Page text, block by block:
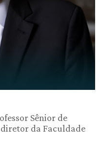
Sênior de
da Faculdade